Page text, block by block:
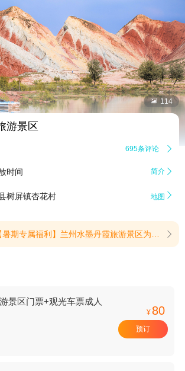
 114
游景区
695条评论 
时间 简介 
树屏镇杏花村 地图 
中高考学子送上专属毕业礼6月5日-8月31日凭中考 / 高考准考证原件 + 本人身份证免费领取景区门票1张（不含景区观光车票）(提示有效期2026/6/5至2026/8/31) 
景区门票+观光车票成人
¥ 80
预订